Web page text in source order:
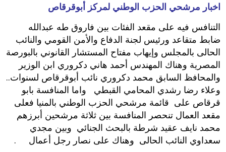
اخبار مرشحي الحزب الوطني لمركز أبوقرقاص
التنافس فيه على مقعد الفئات بين فاروق طه عبدالله
ضابط متقاعد ورئيس لجنة الدفاع والأمن القومي والنائب
الحالى بالمجلس وإيهاب مفتاح المستشار القانوني بالبورصة
المصرية وهناك المهندس أحمد هاني دكروري ابن الوزير
والمحافظ السابق محمد دكروري نائب أبوقرقاص لسنوات‮..
‬وعلاء رضا رشدي المحامي القبطي واما المنافسة بابو
قرقاص على قائمة مرشحي الحزب الوطني بالمنيا فعلى
مقعد العمال تنحصر المنافسة بين ثلاثة مرشحين أبرزهم
محمد نايف عقيد شرطة بالبحث الجنائي وبين مجدي
سعداوي النائب الحالى وهناك على نصار رجل أعمال .‬